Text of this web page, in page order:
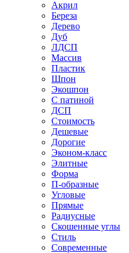
Акрил
Береза
Дерево
Дуб
ЛДСП
Массив
Пластик
Шпон
Экошпон
С патиной
ДСП
Стоимость
Дешевые
Дорогие
Эконом-класс
Элитные
Форма
П-образные
Угловые
Прямые
Радиусные
Скошенные углы
Стиль
Современные